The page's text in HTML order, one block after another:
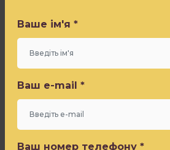
спробуйте
прислухатися,
Звідки
вони?
Ваш e-mail *
Ваш номер телефону *
Ваше ім'я *
Ваш e-mail *
Ваш номер телефону *